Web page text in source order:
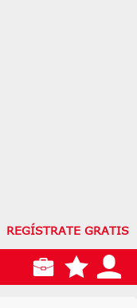
REGÍSTRATE GRATIS